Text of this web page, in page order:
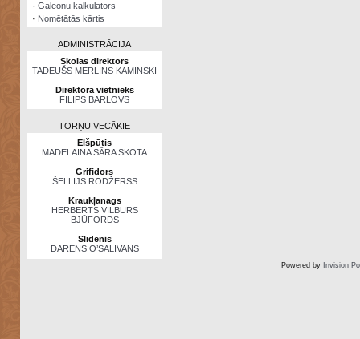
· Galeonu kalkulators
· Nomētātās kārtis
ADMINISTRĀCIJA
Skolas direktors
TADEUŠS MERLINS KAMINSKI
Direktora vietnieks
FILIPS BĀRLOVS
TORŅU VECĀKIE
Elšpūtis
MADELAINA SĀRA SKOTA
Grifidors
ŠELLIJS RODŽERSS
Kraukļanags
HERBERTS VILBURS
BJŪFORDS
Slīdenis
DARENS O’SALIVANS
Powered by Invision